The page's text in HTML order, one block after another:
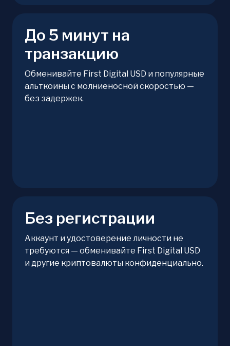
До 5 минут на
транзакцию
Обменивайте First Digital USD и популярные
альткоины с молниеносной скоростью —
без задержек.
Без регистрации
Аккаунт и удостоверение личности не
требуются — обменивайте First Digital USD
и другие криптовалюты конфиденциально.